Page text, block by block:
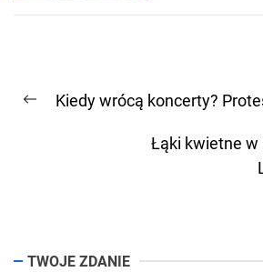
wpisu
Previous
Kiedy wrócą koncerty?
Łąki kwietne w
TWOJE ZDANIE